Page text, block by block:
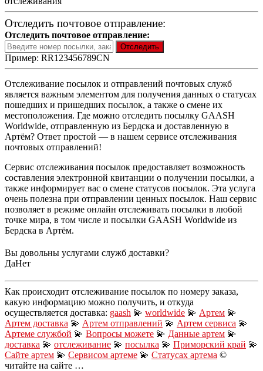
Отследить почтовое отправление:
Отследить почтовое отправление:
Пример: RR123456789CN
Отслеживание посылок и отправлений почтовых служб
является важным элементом для получения данных о статусах
пошедших и пришедших посылок, а также о смене их
местоположения. Где можно отследить посылку GAASH
Worldwide, отправленную из Бердска и доставленную в
Артём? Ответ простой — в нашем сервисе отслеживания
почтовых отправлений!
Сервис отслеживания посылок предоставляет возможность
составления электронной квитанции о получении посылки, а
также информирует вас о смене статусов посылок. Эта услуга
очень полезна при отправлении ценных посылок. Наш сервис
позволяет в режиме онлайн отслеживать посылки в любой
точке мира, в том числе и посылки GAASH Worldwide из
Бердска в Артём.
Вы довольны услугами служб доставки?
ДаНет
Как происходит отслеживание посылок по номеру заказа,
какую информацию можно получить, и откуда
осуществляется доставка: gaash 💫 worldwide 💫 Артем 💫
Артем доставка 💫 Артем отправлений 💫 Артем сервиса 💫
Артеме службой 💫 Вопросы можете 💫 Данные артем 💫
доставка 💫 отслеживание 💫 посылка 💫 Приморский край 💫
Сайте артем 💫 Сервисом артеме 💫 Статусах артема ©
читайте на сайте …